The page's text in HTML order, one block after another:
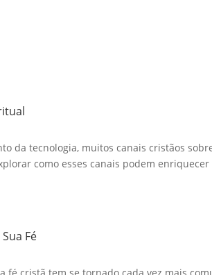
da tecnologia, muitos canais cristãos
como esses canais podem enriquecer
Fé